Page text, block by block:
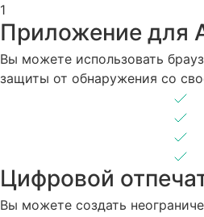
1
Приложение для
Вы можете использовать
защиты от обнаружения со
Цифровой
Вы можете создать